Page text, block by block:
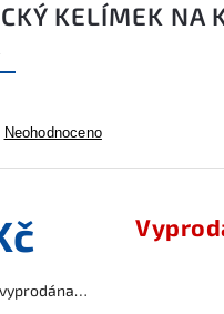
KELÍMEK NA
Neohodnoceno